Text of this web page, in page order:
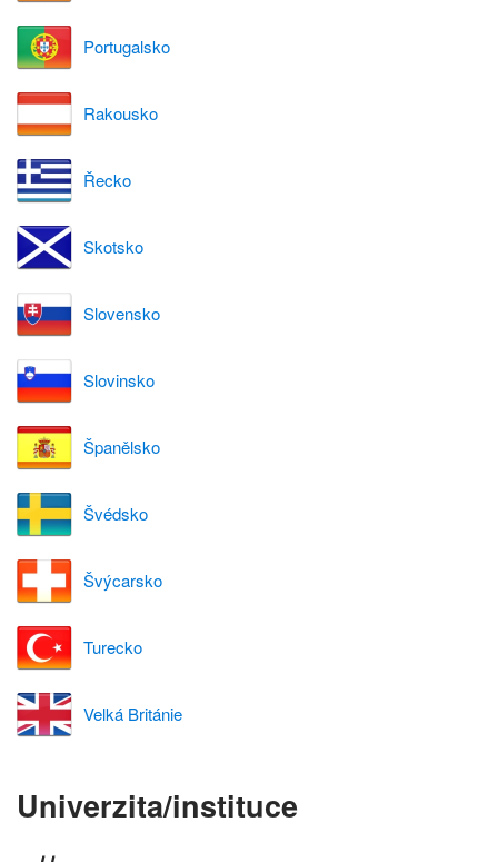
Portugalsko
Rakousko
Řecko
Skotsko
Slovensko
Slovinsko
Španělsko
Švédsko
Švýcarsko
Turecko
Velká Británie
Univerzita/instituce